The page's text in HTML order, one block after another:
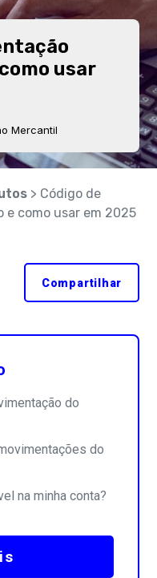
usar
Mercantil
> Código de
e como usar em 2025
Compartilhar
do
do
na minha conta?